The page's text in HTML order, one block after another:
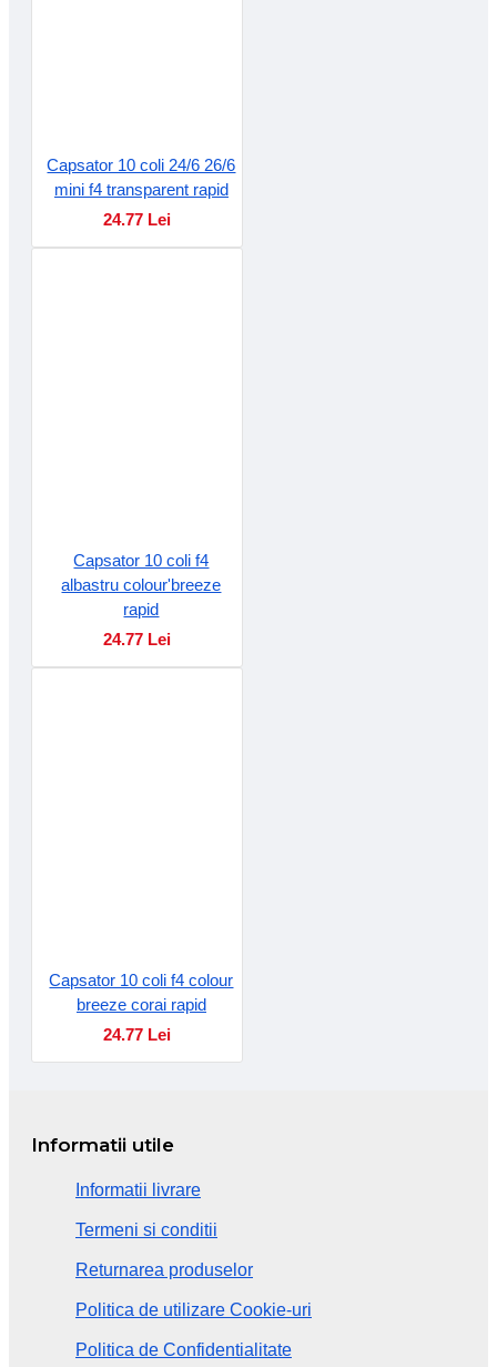
Capsator 10 coli 24/6 26/6
mini f4 transparent rapid
24.77 Lei
Capsator 10 coli f4
albastru colour'breeze
rapid
24.77 Lei
Capsator 10 coli f4 colour
breeze corai rapid
24.77 Lei
Informatii utile
Informatii livrare
Termeni si conditii
Returnarea produselor
Politica de utilizare Cookie-uri
Politica de Confidentialitate